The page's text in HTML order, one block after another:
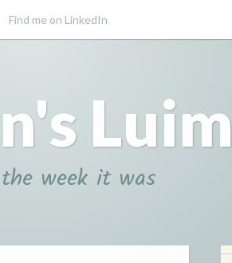
Find me on LinkedIn
Luim
week it was